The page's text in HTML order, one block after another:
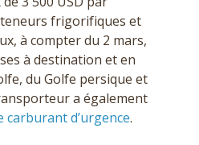
frigorifiques et
à compter du 2 mars,
à destination et en
du Golfe persique et
a également
carburant d’urgence.